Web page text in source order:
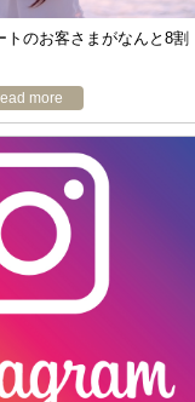
トのお客さまがなんと8割
more